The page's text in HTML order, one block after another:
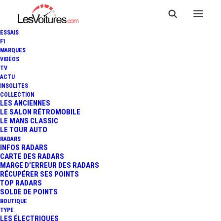
ESSAIS
F1
MARQUES
VIDÉOS
TV
ACTU
INSOLITES
COLLECTION
LES ANCIENNES
LE SALON RÉTROMOBILE
LE MANS CLASSIC
LE TOUR AUTO
RADARS
INFOS RADARS
CARTE DES RADARS
MARGE D’ERREUR DES RADARS
RÉCUPÉRER SES POINTS
TOP RADARS
SOLDE DE POINTS
BOUTIQUE
TYPE
LES ÉLECTRIQUES
29 octobre 2015
RENAULT TALISMAN : LA